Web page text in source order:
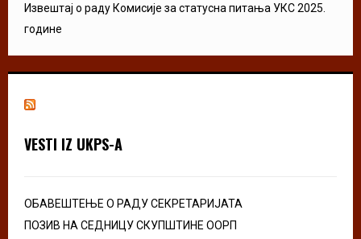
Извештај о раду Комисије за статусна питања УКС 2025.
године
VESTI IZ UKPS-A
ОБАВЕШТЕЊЕ О РАДУ СЕКРЕТАРИЈАТА
ПОЗИВ НА СЕДНИЦУ СКУПШТИНЕ ООРП